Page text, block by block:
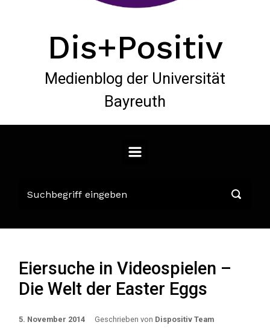
Dis+Positiv
Medienblog der Universität
Bayreuth
Eiersuche in Videospielen –
Die Welt der Easter Eggs
5. November 2014 Geschrieben von Dispositiv Team